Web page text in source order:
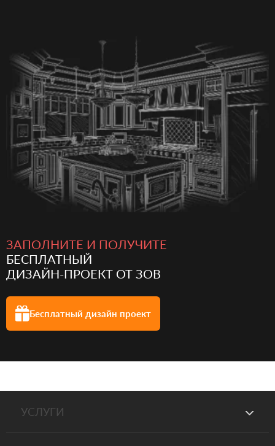
ЗАПОЛНИТЕ И ПОЛУЧИТЕ
БЕСПЛАТНЫЙ
ДИЗАЙН-ПРОЕКТ ОТ ЗОВ
Бесплатный дизайн проект
УСЛУГИ